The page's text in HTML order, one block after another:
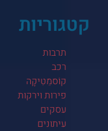
קטגוריות
תרבות
רכב
קוֹסמֵטִיקָה
פירות וירקות
עסקים
עיתונים